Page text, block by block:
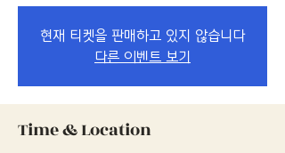
현재 티켓을 판매하고 있지 않습니다
다른 이벤트 보기
Time & Location